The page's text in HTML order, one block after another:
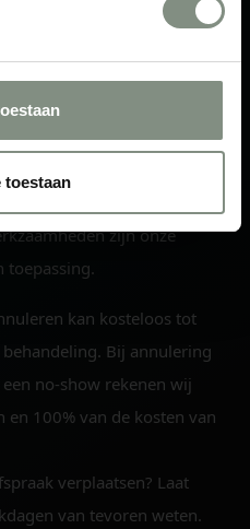
toestaan
zijn onze
toepassing.
kan kosteloos tot
Bij annulering
no-show rekenen wij
en 100% van de kosten van
verplaatsen? Laat
van tevoren weten.